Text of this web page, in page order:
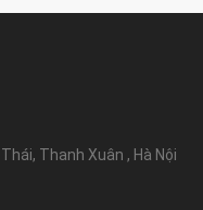
Thanh Xuân , Hà Nội